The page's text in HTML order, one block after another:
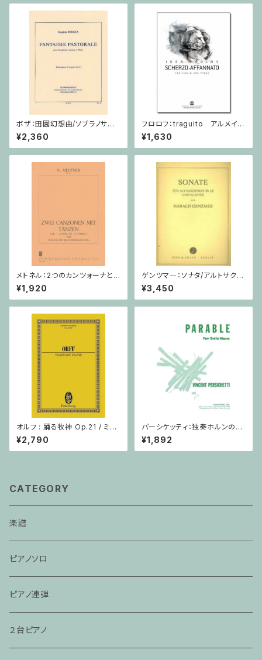
ボザ：田園幻想曲/ソプラノサク
ソフォーン・ピアノ
¥2,360
フロロフ：traguito アルメイダ
の主題による即興曲 / ヴァイオ
リン・ピアノ
¥1,630
メトネル：2つのカンツォーナとダ
ンス Op. 43 / ヴァイオリン・ピ
アノ
¥1,920
ゲンツマ―：ソナタ/アルトサクソ
フォーン・ピアノ
¥3,450
オルフ : 踊る牧神 Op.21 / ミニ
チュアスコア
¥2,790
パーシケッティ：独奏ホルンのた
めの寓話 第８番 作品120 / ホ
ルン
¥1,892
CATEGORY
楽譜
ピアノソロ
ピアノ連弾
２台ピアノ